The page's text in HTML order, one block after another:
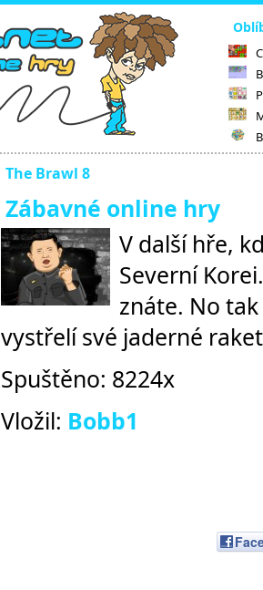
The Brawl 8
Zábavné online hry
V další hře,
Severní
znáte. No
vystřelí své jaderné
Spuštěno: 8224x
Vložil: Bobb1